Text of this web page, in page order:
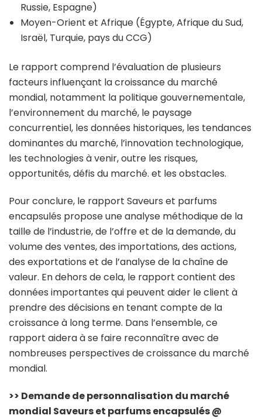
Russie, Espagne)
Moyen-Orient et Afrique (Égypte, Afrique du Sud,
Israël, Turquie, pays du CCG)
Le rapport comprend l’évaluation de plusieurs
facteurs influençant la croissance du marché
mondial, notamment la politique gouvernementale,
l’environnement du marché, le paysage
concurrentiel, les données historiques, les tendances
dominantes du marché, l’innovation technologique,
les technologies à venir, outre les risques,
opportunités, défis du marché. et les obstacles.
Pour conclure, le rapport Saveurs et parfums
encapsulés propose une analyse méthodique de la
taille de l’industrie, de l’offre et de la demande, du
volume des ventes, des importations, des actions,
des exportations et de l’analyse de la chaîne de
valeur. En dehors de cela, le rapport contient des
données importantes qui peuvent aider le client à
prendre des décisions en tenant compte de la
croissance à long terme. Dans l’ensemble, ce
rapport aidera à se faire reconnaître avec de
nombreuses perspectives de croissance du marché
mondial.
>> Demande de personnalisation du marché
mondial Saveurs et parfums encapsulés @